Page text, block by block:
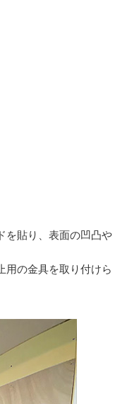
を貼り、表面の凹凸や
用の金具を取り付けら